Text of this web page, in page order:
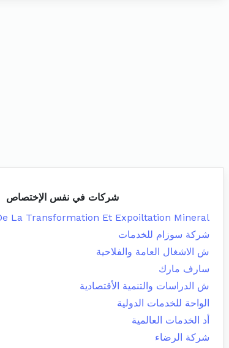
شركات في نفس الإختصاص
La Transformation Et Expoiltation Mineral
شركة سوزام للخدمات
ش الاشغال العامة والفلاحية
سارف مارك
ش الدراسات والتنمية الأقتصادية
الواحة للخدمات الدولية
أد الخدمات العالمية
شركة الرضاء